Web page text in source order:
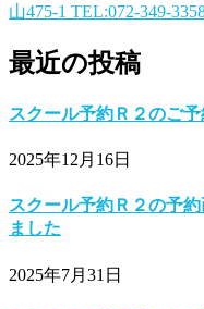
山475-1 TEL:072-349-
最近の投稿
スクール予約Ｒ２のご
2025年12月16日
スクール予約Ｒ２の予
ました
2025年7月31日